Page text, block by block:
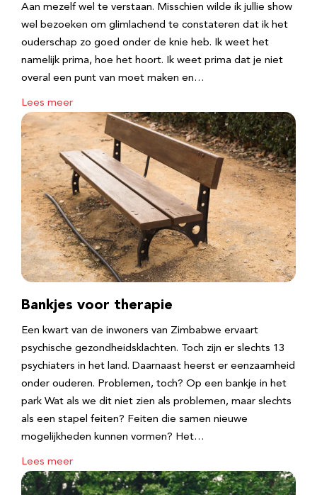
Aan mezelf wel te verstaan. Misschien wilde ik jullie show
wel bezoeken om glimlachend te constateren dat ik het
ouderschap zo goed onder de knie heb. Ik weet het
namelijk prima, hoe het hoort. Ik weet prima dat je niet
overal een punt van moet maken en…
Lees meer
Bankjes voor therapie
Een kwart van de inwoners van Zimbabwe ervaart
psychische gezondheidsklachten. Toch zijn er slechts 13
psychiaters in het land. Daarnaast heerst er eenzaamheid
onder ouderen. Problemen, toch? Op een bankje in het
park Wat als we dit niet zien als problemen, maar slechts
als een stapel feiten? Feiten die samen nieuwe
mogelijkheden kunnen vormen? Het…
Lees meer